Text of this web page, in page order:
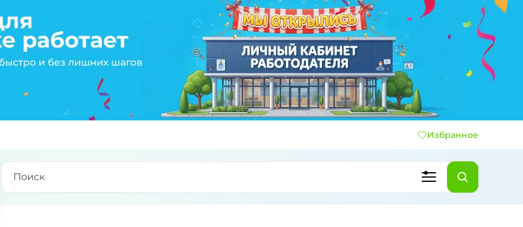
Избранное